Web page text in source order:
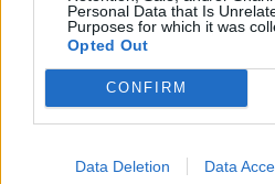
Personal Data that Is
Purposes for which it was
Opted Out
CONFIRM
Data Deletion Data